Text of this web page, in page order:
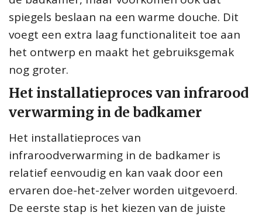
spiegels beslaan na een warme douche. Dit
voegt een extra laag functionaliteit toe aan
het ontwerp en maakt het gebruiksgemak
nog groter.
Het installatieproces van infrarood
verwarming in de badkamer
Het installatieproces van
infraroodverwarming in de badkamer is
relatief eenvoudig en kan vaak door een
ervaren doe-het-zelver worden uitgevoerd.
De eerste stap is het kiezen van de juiste